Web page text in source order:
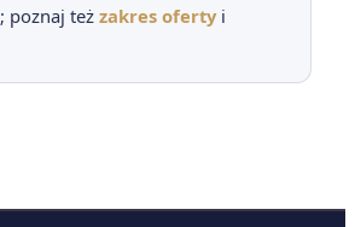
; poznaj też zakres ofertyi